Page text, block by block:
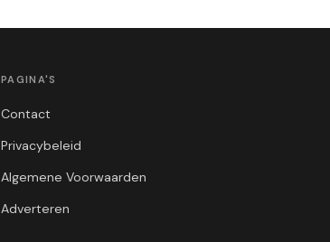
PAGINA'S
Contact
Privacybeleid
Algemene Voorwaarden
Adverteren